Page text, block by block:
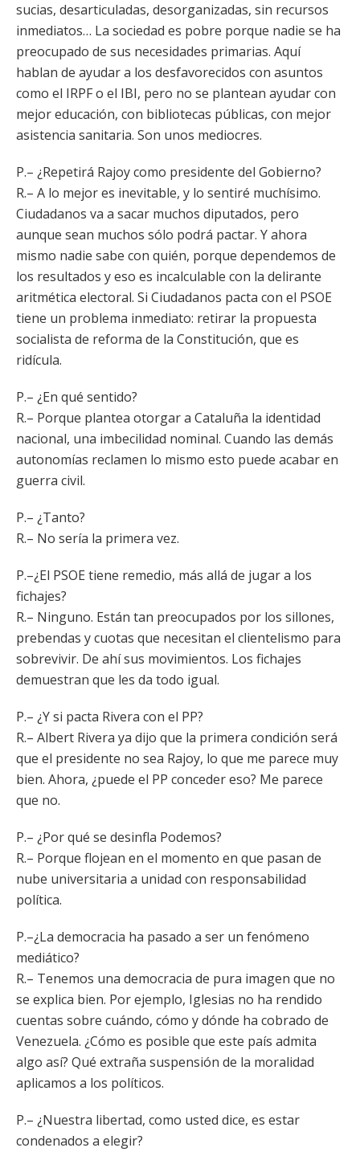
sucias, desarticuladas, desorganizadas, sin recursos
inmediatos… La sociedad es pobre porque nadie se ha
preocupado de sus necesidades primarias. Aquí
hablan de ayudar a los desfavorecidos con asuntos
como el IRPF o el IBI, pero no se plantean ayudar con
mejor educación, con bibliotecas públicas, con mejor
asistencia sanitaria. Son unos mediocres.
P.– ¿Repetirá Rajoy como presidente del Gobierno?
R.– A lo mejor es inevitable, y lo sentiré muchísimo.
Ciudadanos va a sacar muchos diputados, pero
aunque sean muchos sólo podrá pactar. Y ahora
mismo nadie sabe con quién, porque dependemos de
los resultados y eso es incalculable con la delirante
aritmética electoral. Si Ciudadanos pacta con el PSOE
tiene un problema inmediato: retirar la propuesta
socialista de reforma de la Constitución, que es
ridícula.
P.– ¿En qué sentido?
R.– Porque plantea otorgar a Cataluña la identidad
nacional, una imbecilidad nominal. Cuando las demás
autonomías reclamen lo mismo esto puede acabar en
guerra civil.
P.– ¿Tanto?
R.– No sería la primera vez.
P.–¿El PSOE tiene remedio, más allá de jugar a los
fichajes?
R.– Ninguno. Están tan preocupados por los sillones,
prebendas y cuotas que necesitan el clientelismo para
sobrevivir. De ahí sus movimientos. Los fichajes
demuestran que les da todo igual.
P.– ¿Y si pacta Rivera con el PP?
R.– Albert Rivera ya dijo que la primera condición será
que el presidente no sea Rajoy, lo que me parece muy
bien. Ahora, ¿puede el PP conceder eso? Me parece
que no.
P.– ¿Por qué se desinfla Podemos?
R.– Porque flojean en el momento en que pasan de
nube universitaria a unidad con responsabilidad
política.
P.–¿La democracia ha pasado a ser un fenómeno
mediático?
R.– Tenemos una democracia de pura imagen que no
se explica bien. Por ejemplo, Iglesias no ha rendido
cuentas sobre cuándo, cómo y dónde ha cobrado de
Venezuela. ¿Cómo es posible que este país admita
algo así? Qué extraña suspensión de la moralidad
aplicamos a los políticos.
P.– ¿Nuestra libertad, como usted dice, es estar
condenados a elegir?